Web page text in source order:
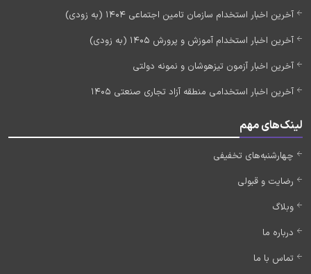
آخرین اخبار استخدام سازمان تامین اجتماعی 1404 (به زودی)
آخرین اخبار استخدام آموزش و پرورش 1405 (به زودی)
آخرین اخبار آزمون تیزهوشان و نمونه دولتی
آخرین اخبار استخدامی منطقه آزاد تجاری صنعتی 1405
لینک‌های مهم
چهارشنبه‌های تخفیفی
رضایت و قبولی
وبلاگ
درباره ما
تماس با ما